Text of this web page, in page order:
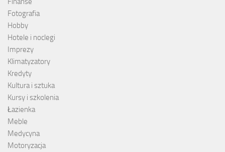
Fotografia
Hobby
Hotele i noclegi
Imprezy
Klimatyzatory
Kredyty
Kultura i sztuka
Kursy i szkolenia
Łazienka
Meble
Medycyna
Motoryzacja